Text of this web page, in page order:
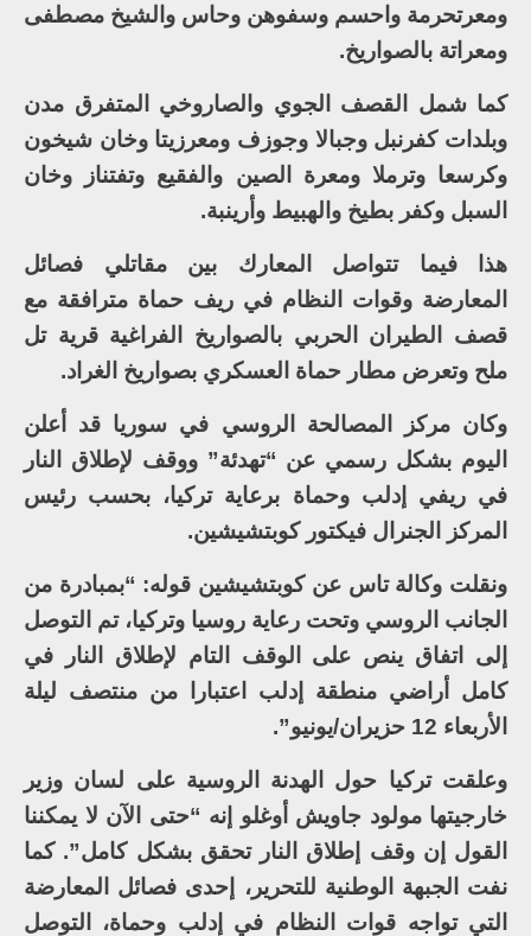
ومعرتحرمة واحسم وسفوهن وحاس والشيخ مصطفى
ومعراتة بالصواريخ.
كما شمل القصف الجوي والصاروخي المتفرق مدن
وبلدات كفرنبل وجبالا وجوزف ومعرزيتا وخان شيخون
وكرسعا وترملا ومعرة الصين والفقيع وتفتناز وخان
السبل وكفر بطيخ والهبيط وأرينبة.
هذا فيما تتواصل المعارك بين مقاتلي فصائل
المعارضة وقوات النظام في ريف حماة مترافقة مع
قصف الطيران الحربي بالصواريخ الفراغية قرية تل
ملح وتعرض مطار حماة العسكري بصواريخ الغراد.
وكان مركز المصالحة الروسي في سوريا قد أعلن
اليوم بشكل رسمي عن “تهدئة” ووقف لإطلاق النار
في ريفي إدلب وحماة برعاية تركيا، بحسب رئيس
المركز الجنرال فيكتور كوبتشيشين.
ونقلت وكالة تاس عن كوبتشيشين قوله: “بمبادرة من
الجانب الروسي وتحت رعاية روسيا وتركيا، تم التوصل
إلى اتفاق ينص على الوقف التام لإطلاق النار في
كامل أراضي منطقة إدلب اعتبارا من منتصف ليلة
الأربعاء 12 حزيران/يونيو”.
وعلقت تركيا حول الهدنة الروسية على لسان وزير
خارجيتها مولود جاويش أوغلو إنه “حتى الآن لا يمكننا
القول إن وقف إطلاق النار تحقق بشكل كامل”. كما
نفت الجبهة الوطنية للتحرير، إحدى فصائل المعارضة
التي تواجه قوات النظام في إدلب وحماة، التوصل